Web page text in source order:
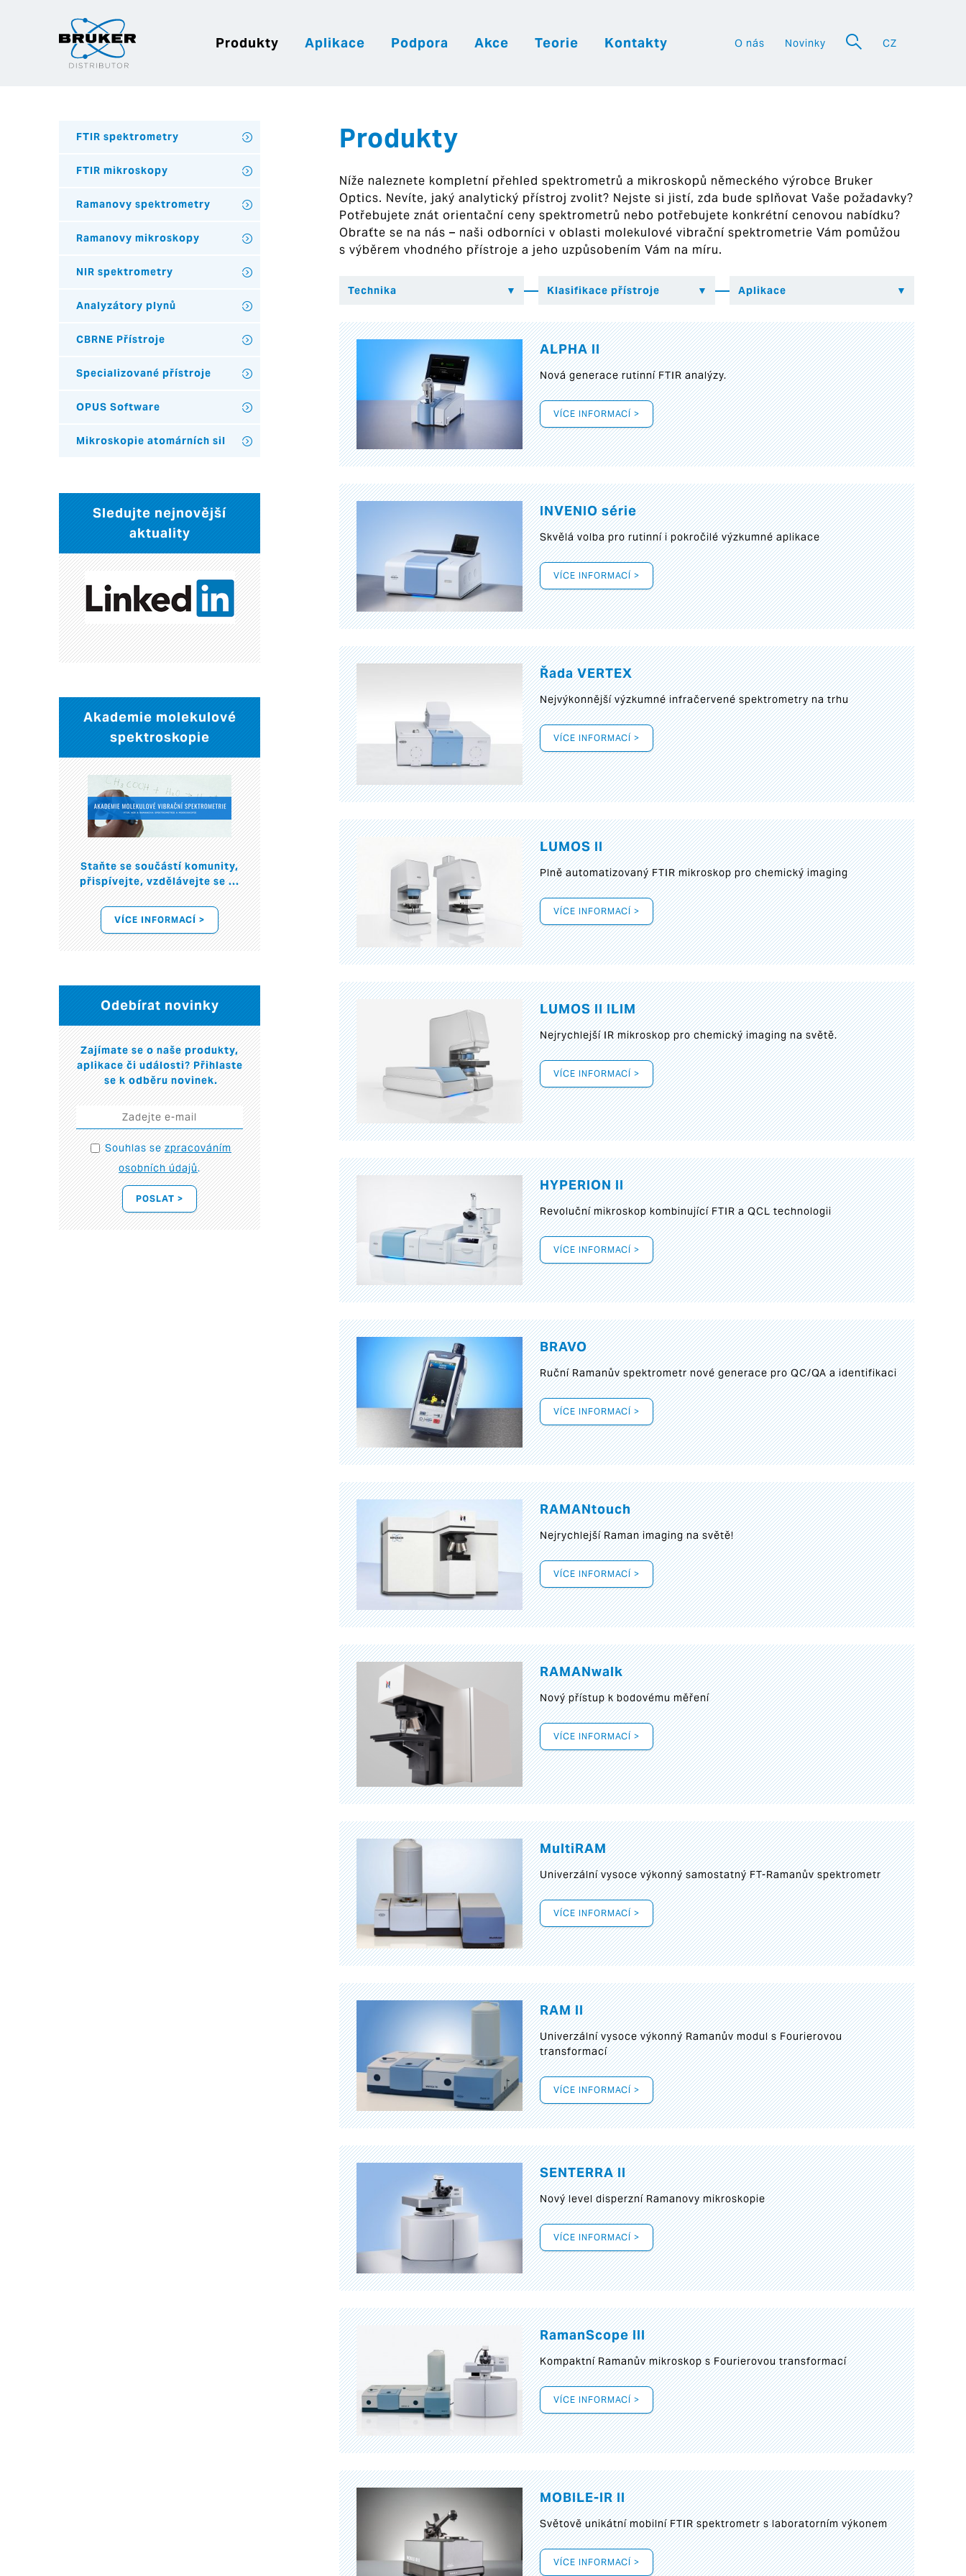
Produkty Aplikace Podpora Akce Teorie Kontakty O nás Novinky CZ
Produkty
Níže naleznete kompletní přehled spektrometrů a mikroskopů německého výrobce Bruker
Optics. Nevíte, jaký analytický přístroj zvolit? Nejste si jistí, zda bude splňovat Vaše požadavky?
Potřebujete znát orientační ceny spektrometrů nebo potřebujete konkrétní cenovou nabídku?
Obraťte se na nás – naši odborníci v oblasti molekulové vibrační spektrometrie Vám pomůžou
s výběrem vhodného přístroje a jeho uzpůsobením Vám na míru.
ALPHA II
Nová generace rutinní FTIR analýzy.
VÍCE INFORMACÍ >
INVENIO série
Skvělá volba pro rutinní i pokročilé výzkumné aplikace
VÍCE INFORMACÍ >
Řada VERTEX
Nejvýkonnější výzkumné infračervené spektrometry na trhu
VÍCE INFORMACÍ >
LUMOS II
Plně automatizovaný FTIR mikroskop pro chemický imaging
VÍCE INFORMACÍ >
LUMOS II ILIM
Nejrychlejší IR mikroskop pro chemický imaging na světě.
VÍCE INFORMACÍ >
HYPERION II
Revoluční mikroskop kombinující FTIR a QCL technologii
VÍCE INFORMACÍ >
BRAVO
Ruční Ramanův spektrometr nové generace pro QC/QA a identifikaci
VÍCE INFORMACÍ >
RAMANtouch
Nejrychlejší Raman imaging na světě!
VÍCE INFORMACÍ >
RAMANwalk
Nový přístup k bodovému měření
VÍCE INFORMACÍ >
MultiRAM
Univerzální vysoce výkonný samostatný FT-Ramanův spektrometr
VÍCE INFORMACÍ >
RAM II
Univerzální vysoce výkonný Ramanův modul s Fourierovou
transformací
VÍCE INFORMACÍ >
SENTERRA II
Nový level disperzní Ramanovy mikroskopie
VÍCE INFORMACÍ >
RamanScope III
Kompaktní Ramanův mikroskop s Fourierovou transformací
VÍCE INFORMACÍ >
MOBILE-IR II
Světově unikátní mobilní FTIR spektrometr s laboratorním výkonem
VÍCE INFORMACÍ >
FTIR spektrometry
FTIR mikroskopy
Ramanovy spektrometry
Ramanovy mikroskopy
NIR spektrometry
Analyzátory plynů
CBRNE Přístroje
Specializované přístroje
OPUS Software
Mikroskopie atomárních sil
Sledujte nejnovější
aktuality
Akademie molekulové
spektroskopie
Staňte se součástí komunity,
přispívejte, vzdělávejte se ...
VÍCE INFORMACÍ >
Odebírat novinky
Zajímate se o naše produkty,
aplikace či události? Přihlaste
se k odběru novinek.
Souhlas sezpracováním
osobních údajů.
POSLAT >